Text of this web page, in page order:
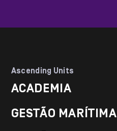
ç
Ascending Units
ACADEMIA
GESTÃO MARÍTIMA